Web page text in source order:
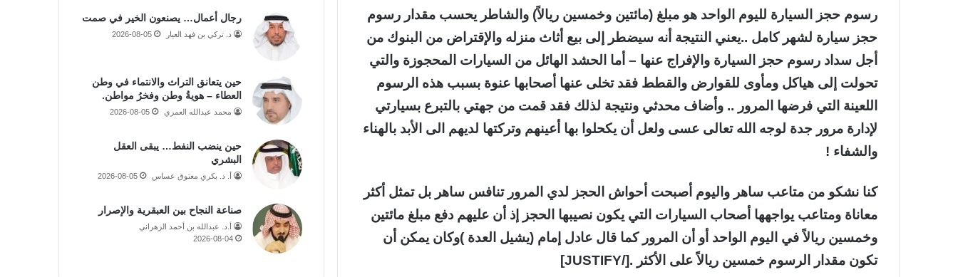
رسوم حجز السيارة لليوم الواحد هو مبلغ (مائتين وخمسين ريالاً) والشاطر يحسب مقدار رسوم
حجز سيارة لشهر كامل ..يعني النتيجة أنه سيضطر إلى بيع أثاث منزله والإقتراض من البنوك من
أجل سداد رسوم حجز السيارة والإفراج عنها – أما الحشد الهائل من السيارات المحجوزة والتي
تحولت إلى هياكل ومأوى للقوارض والقطط فقد تخلى عنها أصحابها عنوة بسبب هذه الرسوم
اللعينة التي فرضها المرور .. وأضاف محدثي ونتيجة لذلك فقد قمت من جهتي بالتبرع بسيارتي
لإدارة مرور جدة لوجه الله تعالى عسى ولعل أن يكحلوا بها أعينهم وتركتها لديهم الى الأبد بالهناء
والشفاء !
كنا نشكو من متاعب ساهر واليوم أصبحت أحواش الحجز لدي المرور تنافس ساهر بل تمثل أكثر
معاناة ومتاعب يواجهها أصحاب السيارات التي يكون نصيبها الحجز إذ أن عليهم دفع مبلغ مائتين
وخمسين ريالاً في اليوم الواحد أو أن المرور كما قال عادل إمام (يشيل العدة )وكان يمكن أن
تكون مقدار الرسوم خمسين ريالاً على الأكثر .[/JUSTIFY]
رجال أعمال… يصنعون الخير في صمت
د. تركي بن فهد العيار 2026-08-05
حين يتعانق التراث والانتماء في وطن
العطاء – هويةُ وطن وفخرُ مواطن.
محمد عبدالله العمري 2026-08-05
حين ينضب النفط… يبقى العقل
البشري
أ. د. بكري معتوق عساس 2026-08-05
صناعة النجاح بين العبقرية والإصرار
أ.د. عبدالله بن أحمد الزهراني
2026-08-04